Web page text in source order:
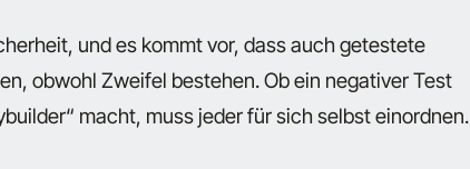
und es kommt vor, dass auch getestete
obwohl Zweifel bestehen. Ob ein negativer Test
macht, muss jeder für sich selbst einordnen.